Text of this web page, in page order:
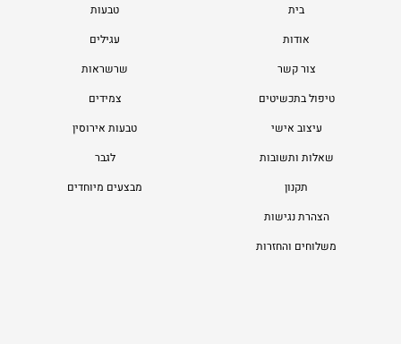
בית
אודות
צור קשר
טיפול בתכשיטים
עיצוב אישי
שאלות ותשובות
תקנון
הצהרת נגישות
משלוחים והחזרות
טבעות
עגילים
שרשראות
צמידים
טבעות אירוסין
לגבר
מבצעים מיוחדים